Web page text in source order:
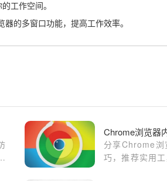
工作空间。
的多窗口功能，提高工作效率。
Chrome浏览器
分享Chrome
巧，推荐实用